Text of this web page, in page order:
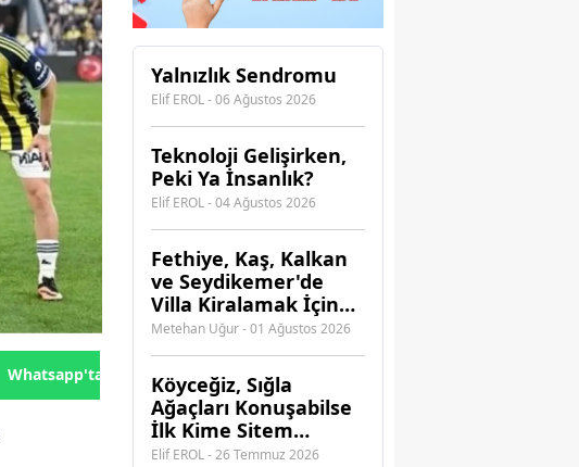
Whatsapp'tan Gönder
Yalnızlık Sendromu
Elif EROL - 06 Ağustos 2026
Teknoloji Gelişirken,
Peki Ya İnsanlık?
Elif EROL - 04 Ağustos 2026
Fethiye, Kaş, Kalkan
ve Seydikemer'de
Villa Kiralamak İçin
Hangi Acenteye
Güvenebilirsiniz?
Metehan Uğur - 01 Ağustos 2026
Köyceğiz, Sığla
Ağaçları Konuşabilse
İlk Kime Sitem
Ederdi?
Elif EROL - 26 Temmuz 2026